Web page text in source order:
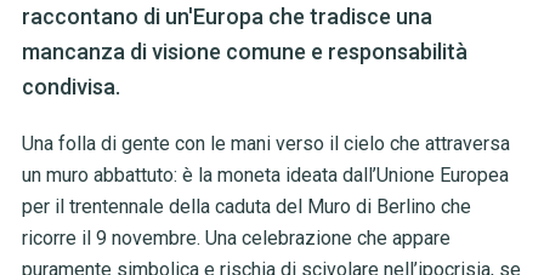
raccontano di un'Europa che tradisce una
mancanza di visione comune e responsabilità
condivisa.
Una folla di gente con le mani verso il cielo che attraversa
un muro abbattuto: è la moneta ideata dall’Unione Europea
per il trentennale della caduta del Muro di Berlino che
ricorre il 9 novembre. Una celebrazione che appare
puramente simbolica e rischia di scivolare nell’ipocrisia, se